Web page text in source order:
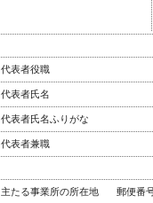
代表者役職
代表者氏名
代表者氏名ふりがな
代表者兼職
主たる事業所の所在地 郵便番